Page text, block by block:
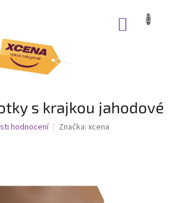
s krajkou jahodové
hodnocení Značka: xcena